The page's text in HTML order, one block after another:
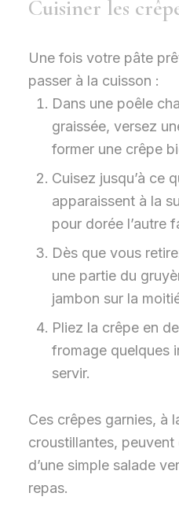
Cuisiner les
Une fois votre pâte
passer à la cuisson :
Dans une poêle
graissée, versez
former une crêpe
Cuisez jusqu’à ce
apparaissent à la
pour dorée l’autre
Dès que vous
une partie du
jambon sur la
Pliez la crêpe en
fromage quelques
servir.
Ces crêpes garnies, à
croustillantes,
d’une simple salade
repas.